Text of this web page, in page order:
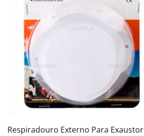
Respiradouro Externo Para Exaustor